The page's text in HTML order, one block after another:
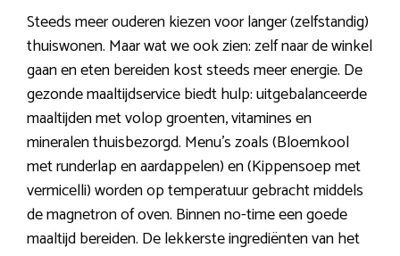
Steeds meer ouderen kiezen voor langer (zelfstandig)
thuiswonen. Maar wat we ook zien: zelf naar de winkel
gaan en eten bereiden kost steeds meer energie. De
gezonde maaltijdservice biedt hulp: uitgebalanceerde
maaltijden met volop groenten, vitamines en
mineralen thuisbezorgd. Menu’s zoals (Bloemkool
met runderlap en aardappelen) en (Kippensoep met
vermicelli) worden op temperatuur gebracht middels
de magnetron of oven. Binnen no-time een goede
maaltijd bereiden. De lekkerste ingrediënten van het